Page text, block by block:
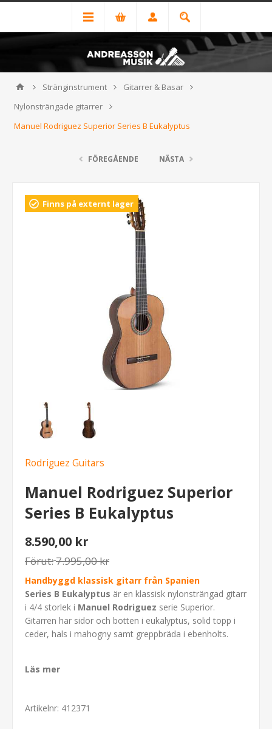
Stränginstrument
Gitarrer & Basar
Nylonsträngade gitarrer
Manuel Rodriguez Superior Series B Eukalyptus
FÖREGÅENDE NÄSTA
Finns på externt lager
Rodriguez Guitars
Manuel Rodriguez Superior
Series B Eukalyptus
8.590,00 kr
Förut:7.995,00 kr
Handbyggd klassisk gitarr från Spanien
Series B Eukalyptus är en klassisk nylonsträngad gitarr
i 4/4 storlek i Manuel Rodriguez serie Superior.
Gitarren har sidor och botten i eukalyptus, solid topp i
ceder, hals i mahogny samt greppbräda i ebenholts.
Läs mer
Artikelnr: 412371